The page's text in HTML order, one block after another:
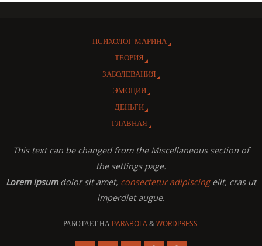
ПСИХОЛОГ МАРИНА
ТЕОРИЯ
ЗАБОЛЕВАНИЯ
ЭМОЦИИ
ДЕНЬГИ
ГЛАВНАЯ
This text can be changed from the Miscellaneous section of
the settings page.
Lorem ipsumdolor sit amet, consectetur adipiscingelit, cras ut
imperdiet augue.
РАБОТАЕТ НА PARABOLA&WORDPRESS.